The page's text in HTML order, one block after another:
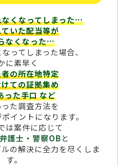
なくなってしまった…
いた配当等が
なくなった…
ってしまった場合、
に素早く
の所在地特定
ての証拠集め
った手口など
た調査方法を
イントになります。
は案件に応じて
護士・警察OBと
の解決に全力を尽くしま
す。